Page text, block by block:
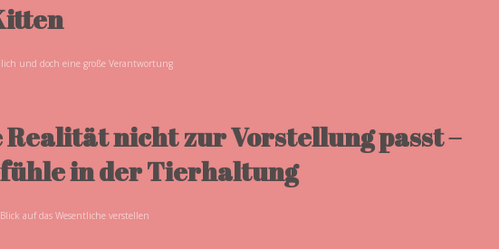
und doch eine große Verantwortung
Realität nicht zur Vorstellung passt –
in der Tierhaltung
auf das Wesentliche verstellen